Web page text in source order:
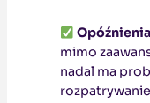
mimo
nadal ma